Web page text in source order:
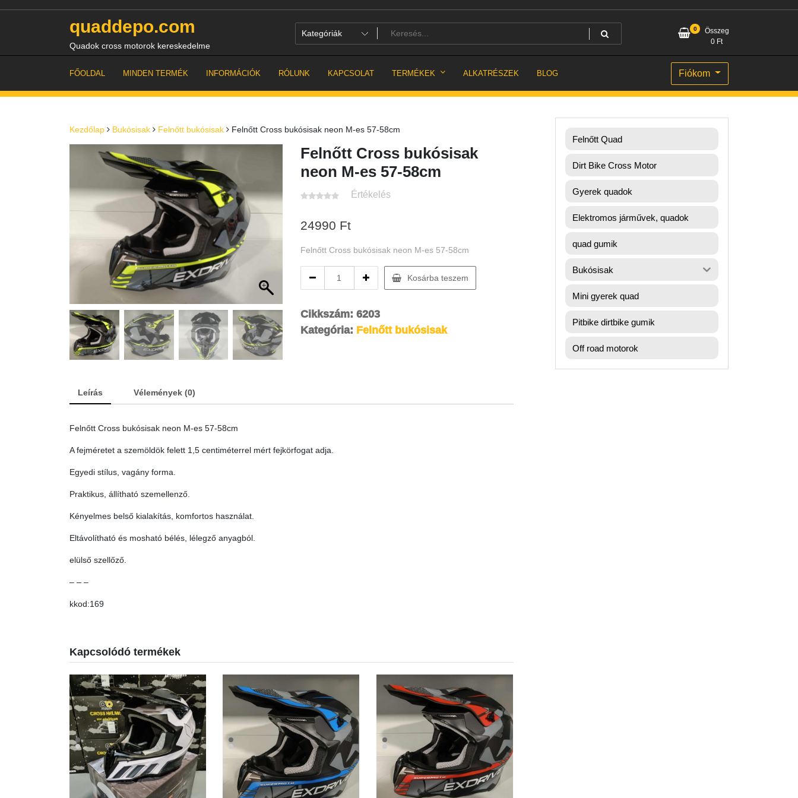
quaddepo.com
Quadok cross motorok kereskedelme
0
Összeg
0 Ft
FŐOLDAL MINDEN TERMÉK INFORMÁCIÓK RÓLUNK KAPCSOLAT TERMÉKEK ALKATRÉSZEK BLOG Fiókom
Kezdőlap Bukósisak Felnőtt bukósisak Felnőtt Cross bukósisak neon M-es 57-58cm
Felnőtt Cross bukósisak
neon M-es 57-58cm
Értékelés
24990 Ft
Felnőtt Cross bukósisak neon M-es 57-58cm
Cross
neon
es
Kosárba teszem
Cikkszám: 6203
Kategória: Felnőtt bukósisak
Leírás Vélemények (0)
Felnőtt Cross bukósisak neon M-es 57-58cm
A fejméretet a szemöldök felett 1,5 centiméterrel mért fejkörfogat adja.
Egyedi stílus, vagány forma.
Praktikus, állítható szemellenző.
Kényelmes belső kialakítás, komfortos használat.
Eltávolítható és mosható bélés, lélegző anyagból.
elülső szellőző.
– – –
kkod:169
Kapcsolódó termékek
Felnőtt Quad
Dirt Bike Cross Motor
Gyerek quadok
Elektromos járművek, quadok
quad gumik
Bukósisak
Mini gyerek quad
Pitbike dirtbike gumik
Off road motorok